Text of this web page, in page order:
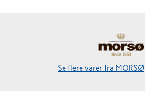
Se flere varer fra MORSØ